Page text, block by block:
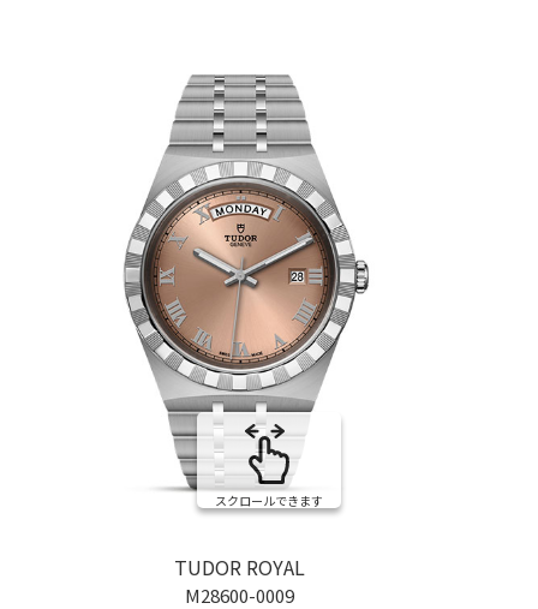
TUDOR ROYAL
M28600-0009
スクロールできます